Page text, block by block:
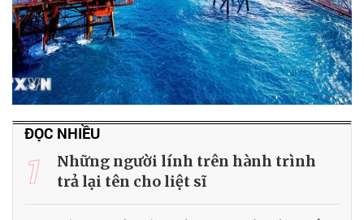
ĐỌC NHIỀU
1
Những người lính trên hành trình
trả lại tên cho liệt sĩ